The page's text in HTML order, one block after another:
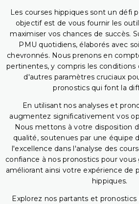
Les courses hippiques sont un défi
objectif est de vous fournir les
maximiser vos chances de succès.
PMU quotidiens, élaborés avec
chevronnés. Nous prenons en
pertinentes, y compris les
d'autres paramètres cruciaux
pronostics qui font la
En utilisant nos analyses et
augmentez significativement vos
Nous mettons à votre disposition
qualité, soutenues par une équipe
l'excellence dans l'analyse des
confiance à nos pronostics pour vous
améliorant ainsi votre expérience de
hippiques.
Explorez nos partants et